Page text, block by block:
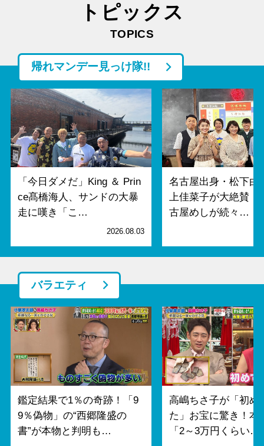
トピックス
TOPICS
帰れマンデー見っけ隊!!
「今日ダメだ」King ＆ Prin
ce髙橋海人、サンドの大暴
走に嘆き「こ…
2026.08.03
名古屋出身・松下由
上佳菜子が大絶賛！
古屋めしが続々…
バラエティ
鑑定結果で1％の奇跡！「9
9％偽物」の“西郷隆盛の
書”が本物と判明も…
高嶋ちさ子が「初め
た」お宝に驚き！本
「2～3万円くらい…